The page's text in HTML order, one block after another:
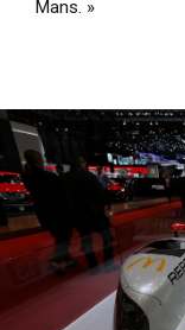
Mans. »